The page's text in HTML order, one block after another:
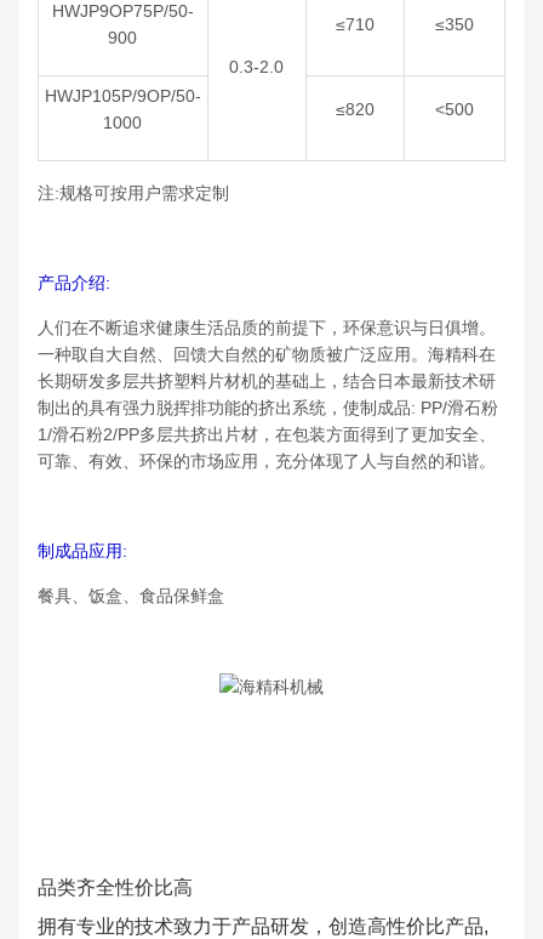
HWJP9OP75P/50-
900
0.3-2.0
≤710 ≤350
HWJP105P/9OP/50-
1000
≤820 <500
注:规格可按用户需求定制
产品介绍:
人们在不断追求健康生活品质的前提下，环保意识与日俱增。
一种取自大自然、回馈大自然的矿物质被广泛应用。海精科在
长期研发多层共挤塑料片材机的基础上，结合日本最新技术研
制出的具有强力脱挥排功能的挤出系统，使制成品: PP/滑石粉
1/滑石粉2/PP多层共挤出片材，在包装方面得到了更加安全、
可靠、有效、环保的市场应用，充分体现了人与自然的和谐。
制成品应用:
餐具、饭盒、食品保鲜盒
品类齐全性价比高
拥有专业的技术致力于产品研发，创造高性价比产品,